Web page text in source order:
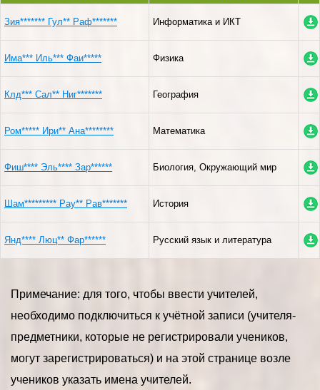
Зия******* Гул** Раф******* Информатика и ИКТ
Има*** Иль*** Фаи***** Физика
Клд*** Сал** Ниг******* География
Ром***** Ири** Ана******** Математика
Фиш**** Эль**** Зар****** Биология, Окружающий мир
Шам********* Рау** Рав******* История
Янд**** Люц** Фар****** Русский язык и литература
Примечание: для того, чтобы ввести учителей,
необходимо подключиться к учётной записи (учителя-
предметники, которые не регистрировали учеников,
могут зарегистрироваться) и на этой странице возле
учеников указать имена учителей.